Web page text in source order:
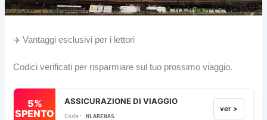
✈️ Vantaggi esclusivi per i lettori
Codici verificati per risparmiare sul tuo prossimo viaggio.
5%
SPENTO
ASSICURAZIONE DI VIAGGIO
NLARENAS
ver >